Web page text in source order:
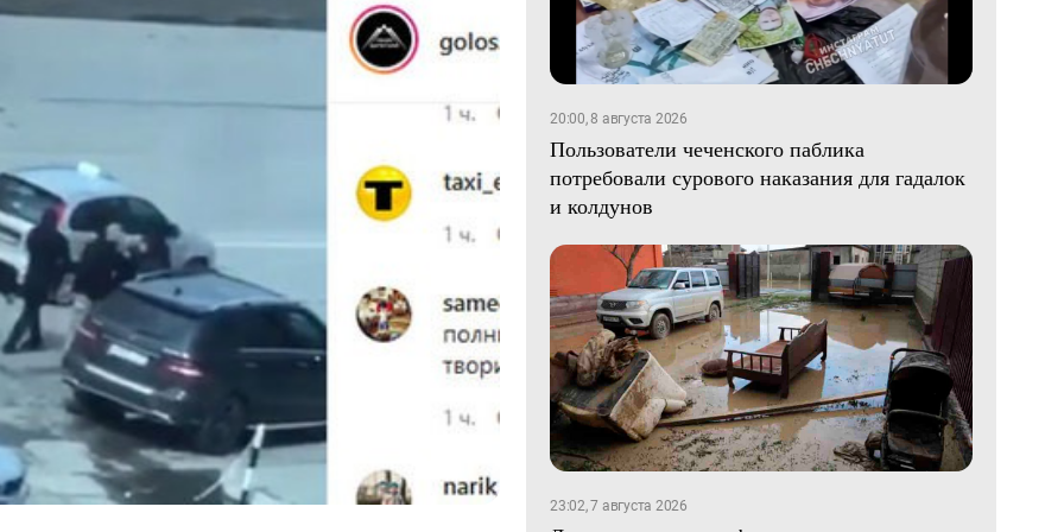
20:00, 8 августа 2026
Пользователи чеченского паблика
потребовали сурового наказания для гадалок
и колдунов
23:02, 7 августа 2026